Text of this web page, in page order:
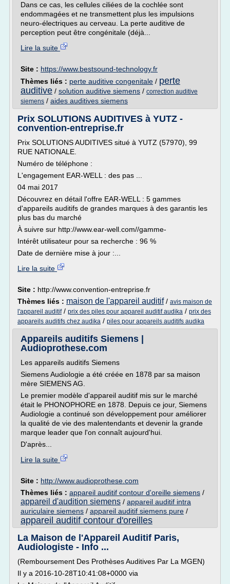
Dans ce cas, les cellules ciliées de la cochlée sont
endommagées et ne transmettent plus les impulsions
neuro-électriques au cerveau. La perte auditive de
perception peut être congénitale (déjà...
Lire la suite
Site : https://www.bestsound-technology.fr
Thèmes liés : perte auditive congenitale / perte
auditive / solution auditive siemens / correction auditive
siemens / aides auditives siemens
Prix SOLUTIONS AUDITIVES à YUTZ -
convention-entreprise.fr
Prix SOLUTIONS AUDITIVES situé à YUTZ (57970), 99
RUE NATIONALE.
Numéro de téléphone :
L'engagement EAR-WELL : des pas ...
04 mai 2017
Découvrez en détail l'offre EAR-WELL : 5 gammes
d'appareils auditifs de grandes marques à des garantis les
plus bas du marché
À suivre sur http://www.ear-well.com//gamme-
Intérêt utilisateur pour sa recherche : 96 %
Date de dernière mise à jour :...
Lire la suite
Site : http://www.convention-entreprise.fr
Thèmes liés : maison de l'appareil auditif/ avis maison de
l'appareil auditif/ prix des piles pour appareil auditif audika / prix des
appareils auditifs chez audika / piles pour appareils auditifs audika
Appareils auditifs Siemens |
Audioprothese.com
Les appareils auditifs Siemens
Siemens Audiologie a été créée en 1878 par sa maison
mère SIEMENS AG.
Le premier modèle d'appareil auditif mis sur le marché
était le PHONOPHORE en 1878. Depuis ce jour, Siemens
Audiologie a continué son développement pour améliorer
la qualité de vie des malentendants et devenir la grande
marque leader que l'on connaît aujourd'hui.
D'après...
Lire la suite
Site : http://www.audioprothese.com
Thèmes liés : appareil auditif contour d'oreille siemens /
appareil d'audition siemens / appareil auditif intra
auriculaire siemens / appareil auditif siemens pure /
appareil auditif contour d'oreilles
La Maison de l'Appareil Auditif Paris,
Audiologiste - Info ...
(Remboursement Des Prothèses Auditives Par La MGEN)
Il y a 2016-10-28T10:41:08+0000 via